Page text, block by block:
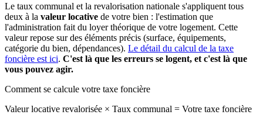
Le taux communal et la revalorisation nationale s'appliquent tous
deux à la valeur locative de votre bien : l'estimation que
l'administration fait du loyer théorique de votre logement. Cette
valeur repose sur des éléments précis (surface, équipements,
catégorie du bien, dépendances). Le détail du calcul de la taxe
foncière est ici. C'est là que les erreurs se logent, et c'est là que
vous pouvez agir.
Comment se calcule votre taxe foncière
Valeur locative revalorisée × Taux communal = Votre taxe foncière